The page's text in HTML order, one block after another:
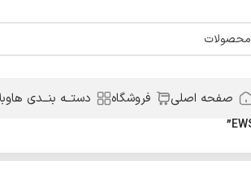
صفحه اصلی فروشگاه دستــه بنــدی ها